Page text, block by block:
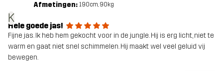
K
Afmetingen: 190cm, 90kg
Hele goede jas!
Fijne jas. Ik heb hem gekocht voor in de jungle. Hij is erg licht, niet te
warm en gaat niet snel schimmelen. Hij maakt wel veel geluid vij
bewegen.